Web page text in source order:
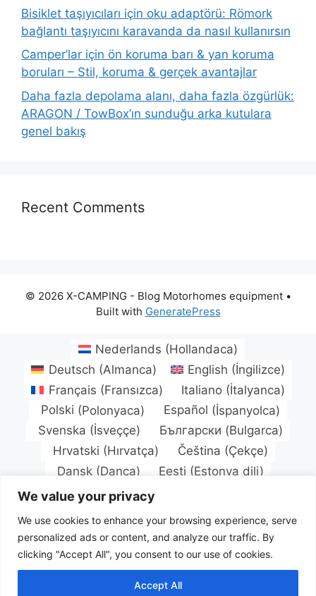
We value your privacy
We use cookies to enhance your browsing experience, serve
personalized ads or content, and analyze our traffic. By
clicking "Accept All", you consent to our use of cookies.
Accept All
Bisiklet taşıyıcıları için oku adaptörü: Römork
bağlantı taşıyıcını karavanda da nasıl kullanırsın
Camper’lar için ön koruma barı & yan koruma
boruları – Stil, koruma & gerçek avantajlar
Daha fazla depolama alanı, daha fazla özgürlük:
ARAGON / TowBox’ın sunduğu arka kutulara
genel bakış
Recent Comments
© 2026 X-CAMPING - Blog Motorhomes equipment•
Built with GeneratePress
Nederlands (Hollandaca)
Deutsch (Almanca) English (İngilizce)
Français (Fransızca) Italiano (İtalyanca)
Polski (Polonyaca) Español (İspanyolca)
Svenska (İsveççe) Български (Bulgarca)
Hrvatski (Hırvatça) Čeština (Çekçe)
Dansk(Danca) Eesti (Estonya dili)
Suomi(Fince)
Norsk bokmål( Bokmal Norveç dili)
Português( Portekizce, Portekiz)
Română(Rumence) Русский(Rusça)